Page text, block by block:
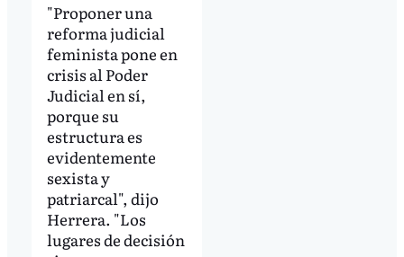
"Proponer una
reforma judicial
feminista pone en
crisis al Poder
Judicial en sí,
porque su
estructura es
evidentemente
sexista y
patriarcal", dijo
Herrera. "Los
lugares de decisión